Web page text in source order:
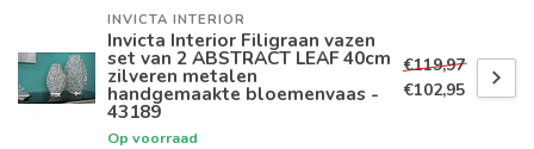
INVICTA INTERIOR
Invicta Interior Filigraan vazen
set van 2 ABSTRACT LEAF 40cm
zilveren metalen
handgemaakte bloemenvaas -
43189
Op voorraad
€119,97
€102,95